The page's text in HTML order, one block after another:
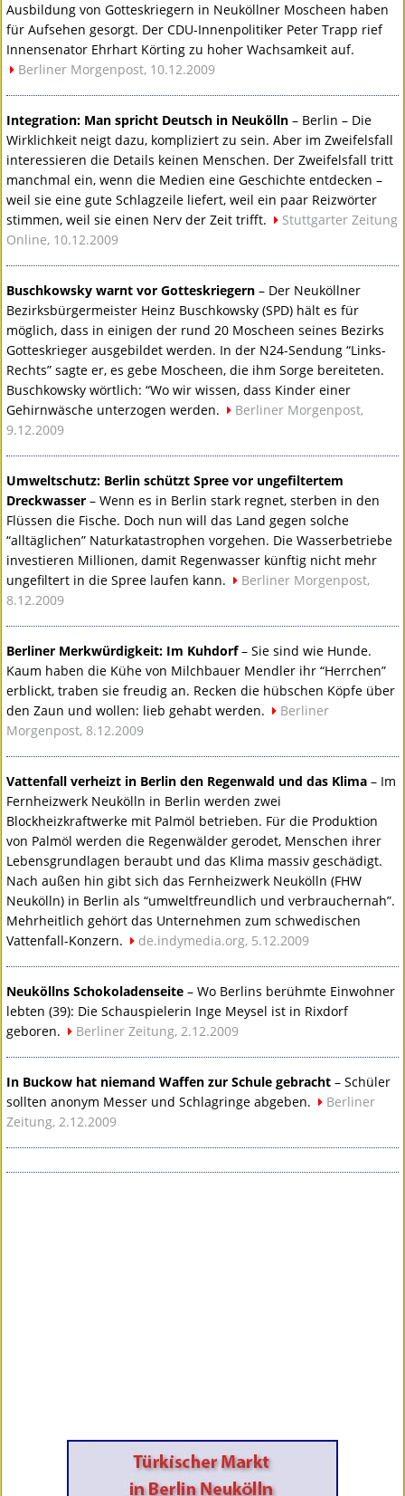
Ausbildung von Gotteskriegern in Neuköllner Moscheen haben
für Aufsehen gesorgt. DerCDU-Innenpolitiker Peter Trapp rief
Innensenator Ehrhart Körting zu hoher Wachsamkeit auf.
Berliner Morgenpost, 10.12.2009
Integration: Man spricht Deutsch in Neukölln – Berlin – Die
Wirklichkeit neigt dazu, kompliziert zu sein. Aber im Zweifelsfall
interessieren die Details keinen Menschen. Der Zweifelsfall tritt
manchmal ein, wenn die Medien eine Geschichte entdecken –
weil sie eine gute Schlagzeile liefert, weil ein paar Reizwörter
stimmen, weil sie einen Nerv der Zeit trifft.
Stuttgarter Zeitung
Online, 10.12.2009
Buschkowsky warnt vor Gotteskriegern – Der Neuköllner
Bezirksbürgermeister Heinz Buschkowsky (SPD) hält es für
möglich, dass in einigen der rund 20 Moscheen seines Bezirks
Gotteskrieger ausgebildet werden. In der N24-Sendung “Links-
Rechts” sagte er, es gebe Moscheen, die ihm Sorge bereiteten.
Buschkowsky wörtlich: “Wo wir wissen, dass Kinder einer
Gehirnwäsche unterzogen werden.
Berliner Morgenpost,
9.12.2009
Umweltschutz: Berlin schützt Spree vor ungefiltertem
Dreckwasser – Wenn es in Berlin stark regnet, sterben in den
Flüssen die Fische. Doch nun will das Land gegen solche
“alltäglichen” Naturkatastrophen vorgehen. Die Wasserbetriebe
investieren Millionen, damit Regenwasser künftig nicht mehr
ungefiltert in die Spree laufen kann.
Berliner Morgenpost,
8.12.2009
Berliner Merkwürdigkeit: Im Kuhdorf– Sie sind wie Hunde.
Kaum haben die Kühe von Milchbauer Mendler ihr “Herrchen”
erblickt, traben sie freudig an. Recken die hübschen Köpfe über
den Zaun und wollen: lieb gehabt werden.
Berliner
Morgenpost, 8.12.2009
Vattenfall verheizt in Berlin den Regenwald und das Klima – Im
Fernheizwerk Neukölln in Berlin werden zwei
Blockheizkraftwerke mit Palmöl betrieben. Für die Produktion
von Palmöl werden die Regenwälder gerodet, Menschen ihrer
Lebensgrundlagen beraubt und das Klima massiv geschädigt.
Nach außen hin gibt sich das Fernheizwerk Neukölln (FHW
Neukölln) in Berlin als “umweltfreundlich und verbrauchernah”.
Mehrheitlich gehört das Unternehmen zum schwedischen
Vattenfall-Konzern.
de.indymedia.org, 5.12.2009
Neuköllns Schokoladenseite – Wo Berlins berühmte Einwohner
lebten (39): Die Schauspielerin Inge Meysel ist in Rixdorf
geboren.
Berliner Zeitung, 2.12.2009
In Buckow hat niemand Waffen zur Schule gebracht – Schüler
sollten anonym Messer und Schlagringe abgeben.
Berliner
Zeitung, 2.12.2009